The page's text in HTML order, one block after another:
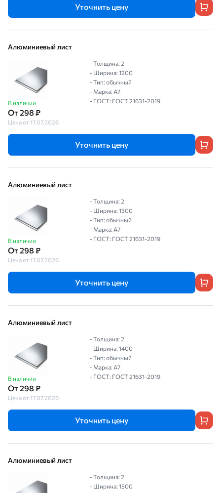
Уточнить цену
Алюминиевый лист
В наличии
От 298 ₽
Цена от 17.07.2026
- Толщина: 2
- Ширина: 1200
- Тип: обычный
- Марка: А7
- ГОСТ: ГОСТ 21631-2019
Уточнить цену
Алюминиевый лист
В наличии
От 298 ₽
Цена от 17.07.2026
- Толщина: 2
- Ширина: 1300
- Тип: обычный
- Марка: А7
- ГОСТ: ГОСТ 21631-2019
Уточнить цену
Алюминиевый лист
В наличии
От 298 ₽
Цена от 17.07.2026
- Толщина: 2
- Ширина: 1400
- Тип: обычный
- Марка: А7
- ГОСТ: ГОСТ 21631-2019
Уточнить цену
Алюминиевый лист
- Толщина: 2
- Ширина: 1500